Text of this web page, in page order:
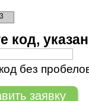
3
код,
без